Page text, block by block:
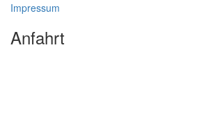
Impressum
Anfahrt